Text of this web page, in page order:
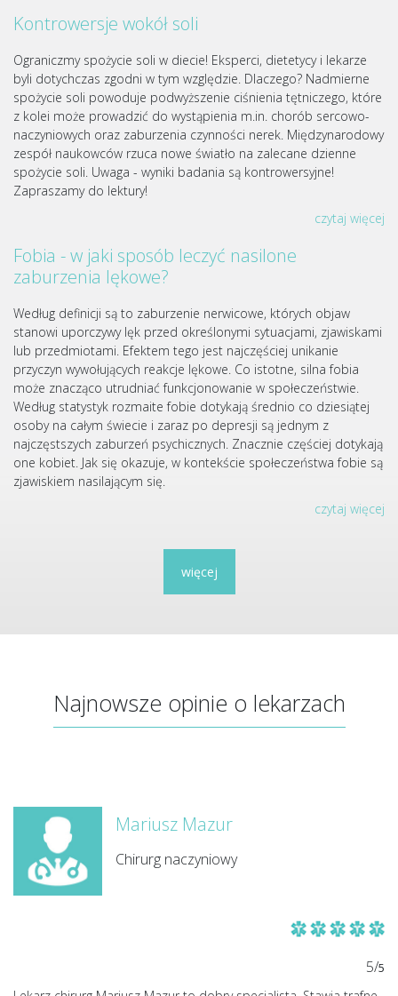
Kontrowersje wokół soli
Ograniczmy spożycie soli w diecie! Eksperci, dietetycy i lekarze
byli dotychczas zgodni w tym względzie. Dlaczego? Nadmierne
spożycie soli powoduje podwyższenie ciśnienia tętniczego, które
z kolei może prowadzić do wystąpienia m.in. chorób sercowo-
naczyniowych oraz zaburzenia czynności nerek. Międzynarodowy
zespół naukowców rzuca nowe światło na zalecane dzienne
spożycie soli. Uwaga - wyniki badania są kontrowersyjne!
Zapraszamy do lektury!
czytaj więcej
Fobia - w jaki sposób leczyć nasilone
zaburzenia lękowe?
Według definicji są to zaburzenie nerwicowe, których objaw
stanowi uporczywy lęk przed określonymi sytuacjami, zjawiskami
lub przedmiotami. Efektem tego jest najczęściej unikanie
przyczyn wywołujących reakcje lękowe. Co istotne, silna fobia
może znacząco utrudniać funkcjonowanie w społeczeństwie.
Według statystyk rozmaite fobie dotykają średnio co dziesiątej
osoby na całym świecie i zaraz po depresji są jednym z
najczęstszych zaburzeń psychicznych. Znacznie częściej dotykają
one kobiet. Jak się okazuje, w kontekście społeczeństwa fobie są
zjawiskiem nasilającym się.
czytaj więcej
więcej
Najnowsze opinie o lekarzach
Mariusz Mazur
Chirurg naczyniowy
5/5